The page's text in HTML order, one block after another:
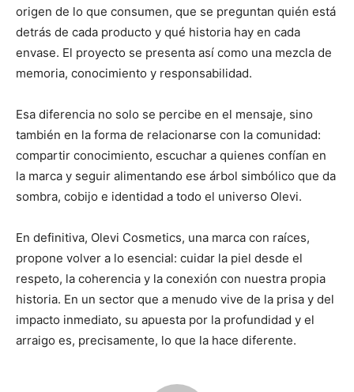
origen de lo que consumen, que se preguntan quién está
detrás de cada producto y qué historia hay en cada
envase. El proyecto se presenta así como una mezcla de
memoria, conocimiento y responsabilidad.
Esa diferencia no solo se percibe en el mensaje, sino
también en la forma de relacionarse con la comunidad:
compartir conocimiento, escuchar a quienes confían en
la marca y seguir alimentando ese árbol simbólico que da
sombra, cobijo e identidad a todo el universo Olevi.
En definitiva, Olevi Cosmetics, una marca con raíces,
propone volver a lo esencial: cuidar la piel desde el
respeto, la coherencia y la conexión con nuestra propia
historia. En un sector que a menudo vive de la prisa y del
impacto inmediato, su apuesta por la profundidad y el
arraigo es, precisamente, lo que la hace diferente.